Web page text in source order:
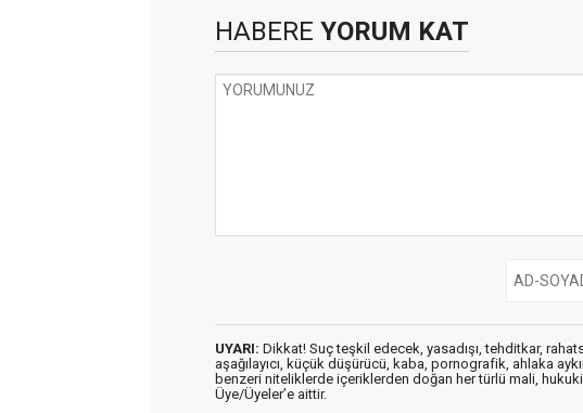
HABERE YORUM KAT
UYARI: Dikkat! Suç teşkil edecek, yasadışı, tehditkar,
aşağılayıcı, küçük düşürücü, kaba, pornografik, ahlaka
benzeri niteliklerde içeriklerden doğan her türlü mali,
Üye/Üyeler’e aittir.